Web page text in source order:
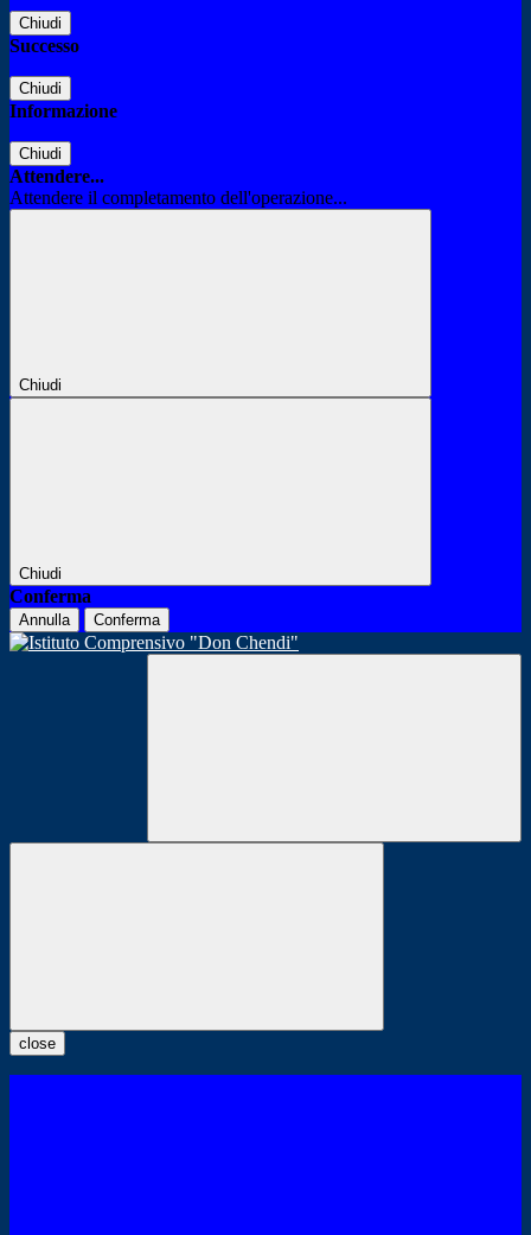
Chiudi
Successo
Chiudi
Informazione
Chiudi
Attendere...
Attendere il completamento dell'operazione...
Chiudi
Chiudi
Conferma
Annulla Conferma
close